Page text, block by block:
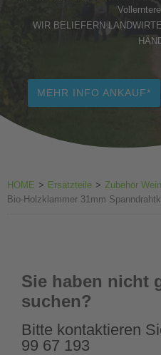
WIR BELIEFERN
MEHR INFO ANKAUF*
HOME > Ersatzteile > Zubehör
Bio-Holzklammer 31mm
Sie haben nicht
suchen?
Bitte kontaktieren
99 67 193